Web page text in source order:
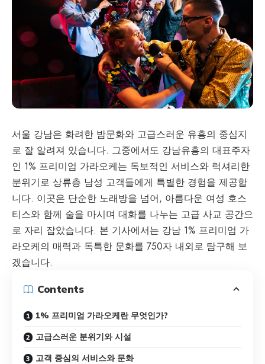
서울 강남은 화려한 밤문화와 고급스러운 유흥의 중심지
로 잘 알려져 있습니다. 그중에서도 강남유흥의 대표주자
인 1% 프리미엄 가라오케는 독보적인 서비스와 럭셔리한
분위기로 상류층 남성 고객들에게 특별한 경험을 제공합
니다. 이곳은 단순한 노래방을 넘어, 아름다운 여성 호스
티스와 함께 술을 마시며 대화를 나누는 고급 사교 공간으
로 자리 잡았습니다. 본 기사에서는 강남 1% 프리미엄 가
라오케의 매력과 독특한 문화를 750자 내외로 탐구해 보
겠습니다.
Contents
1% 프리미엄 가라오케란 무엇인가?
고급스러운 분위기와 시설
고객 중심의 서비스와 문화